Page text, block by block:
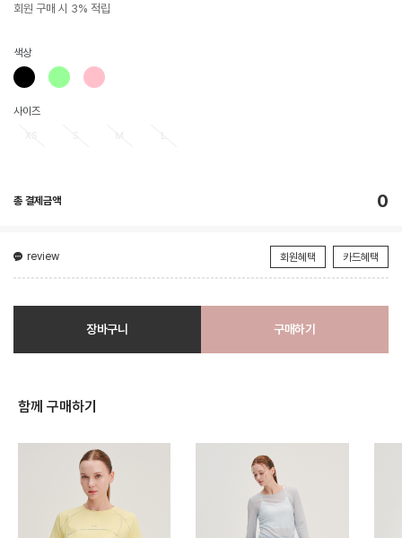
회원 구매 시 3% 적립
색상
사이즈
총 결제금액 0
review 회원혜택 카드혜택
장바구니 구매하기
함께 구매하기